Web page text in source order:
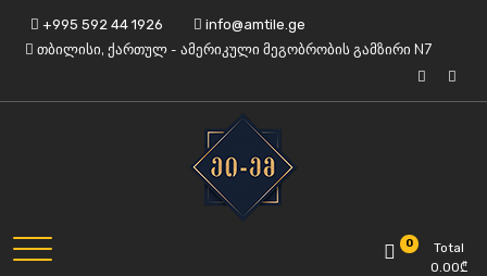
content
+995 592 44 1926 info@amtile.ge
თბილისი, ქართულ - ამერიკული მეგობრობის გამზირი N7
AMTile
ყოველთვის მაღალი ხარისხი. 0
Total
0.00₾